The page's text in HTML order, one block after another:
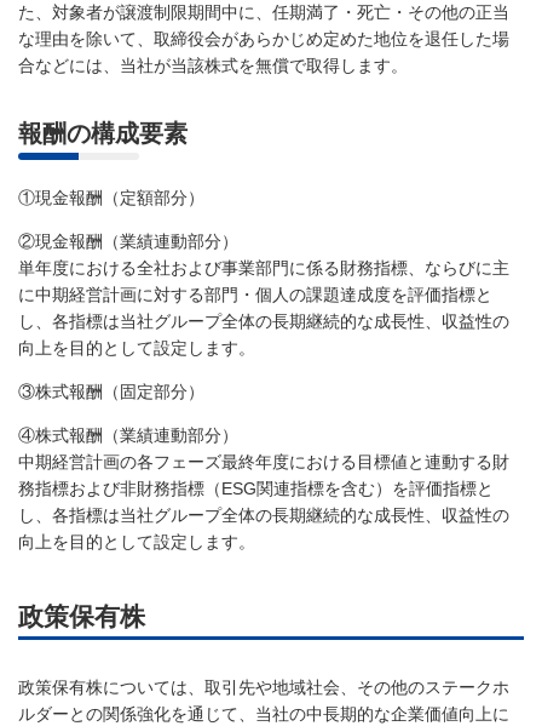
た、対象者が譲渡制限期間中に、任期満了・死亡・その他の正当
な理由を除いて、取締役会があらかじめ定めた地位を退任した場
合などには、当社が当該株式を無償で取得します。
報酬の構成要素
①現金報酬（定額部分）
②現金報酬（業績連動部分）
単年度における全社および事業部門に係る財務指標、ならびに主
に中期経営計画に対する部門・個人の課題達成度を評価指標と
し、各指標は当社グループ全体の長期継続的な成長性、収益性の
向上を目的として設定します。
③株式報酬（固定部分）
④株式報酬（業績連動部分）
中期経営計画の各フェーズ最終年度における目標値と連動する財
務指標および非財務指標（ESG関連指標を含む）を評価指標と
し、各指標は当社グループ全体の長期継続的な成長性、収益性の
向上を目的として設定します。
政策保有株
政策保有株については、取引先や地域社会、その他のステークホ
ルダーとの関係強化を通じて、当社の中長期的な企業価値向上に